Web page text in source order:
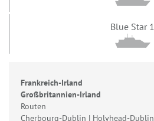
Blue Star 1
Frankreich-Irland
Großbritannien-Irland
Routen
Cherbourg-Dublin | Holyhead-Dublin